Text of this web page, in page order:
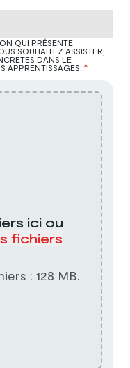
QUI PRÉSENTE
SOUHAITEZ ASSISTER,
DANS LE
APPRENTISSAGES. *
ici ou
fichiers
: 128 MB.